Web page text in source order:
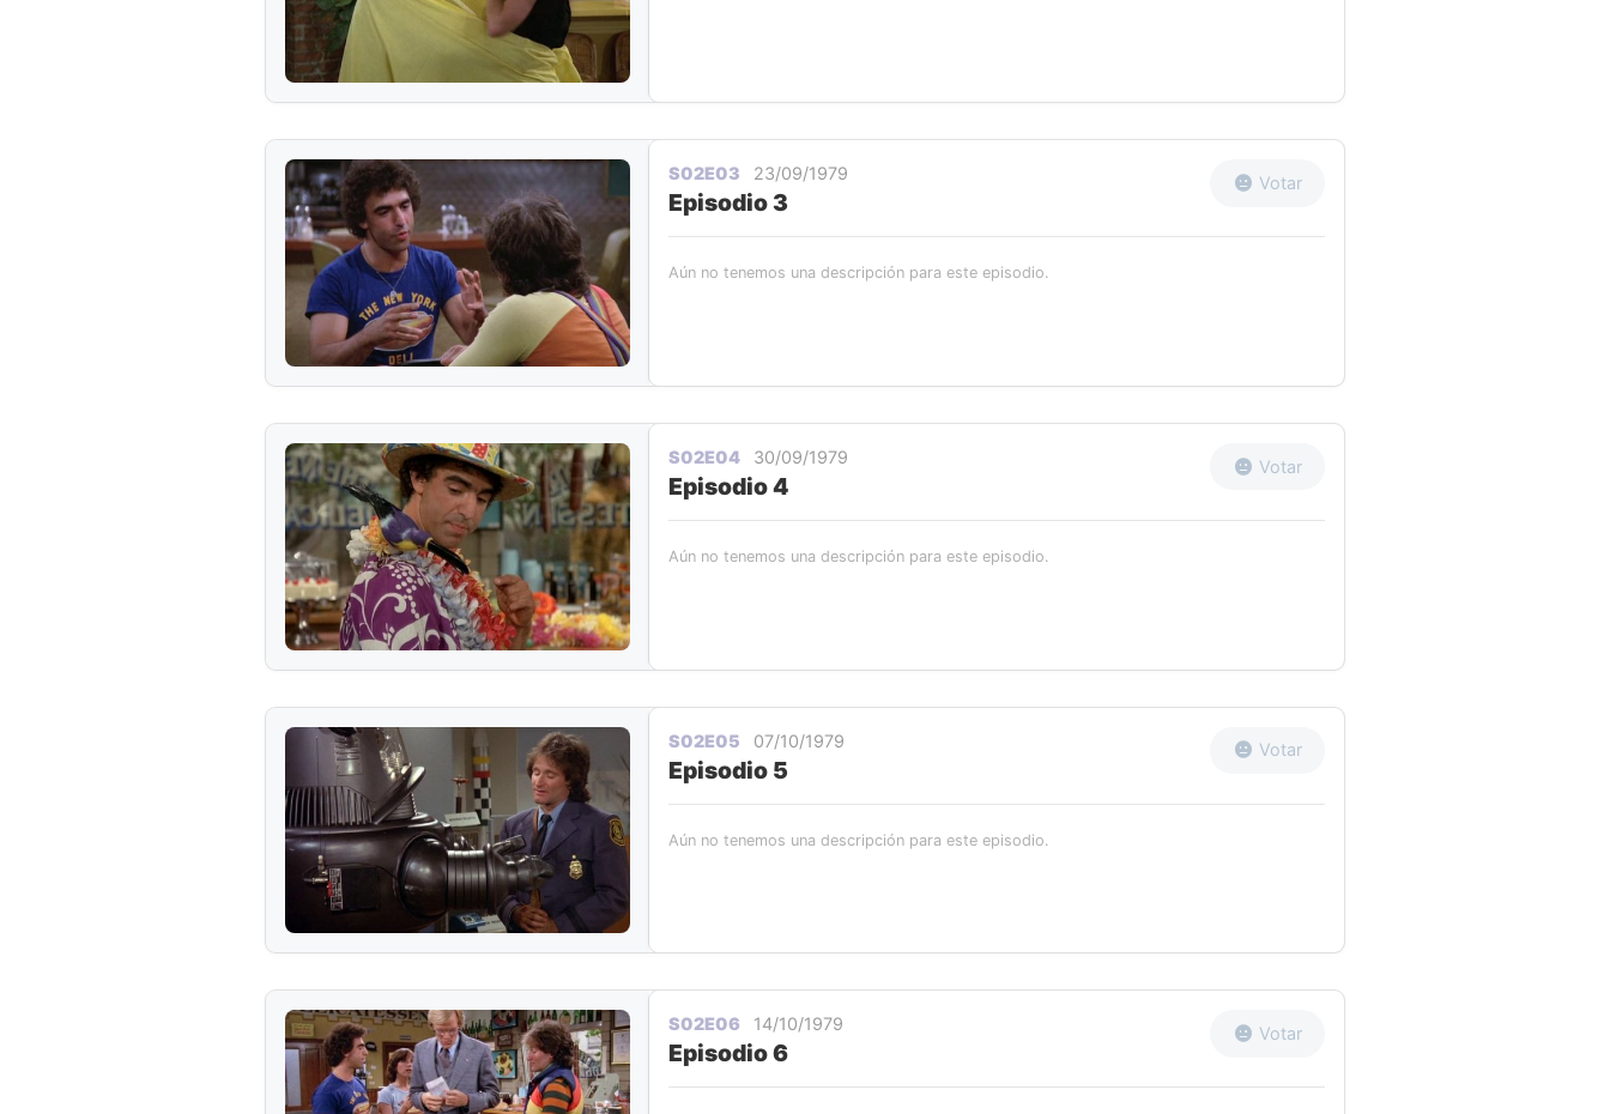
S02E03 23/09/1979
Episodio 3
Votar
Aún no tenemos una descripción para este episodio.
S02E04 30/09/1979
Episodio 4
Votar
Aún no tenemos una descripción para este episodio.
S02E05 07/10/1979
Episodio 5
Votar
Aún no tenemos una descripción para este episodio.
S02E06 14/10/1979
Episodio 6
Votar